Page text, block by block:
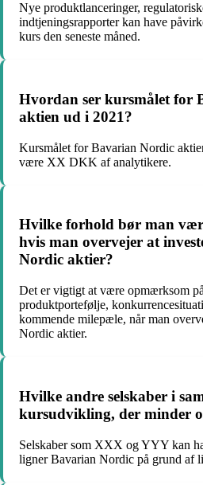
Nye produktlanceringer,
indtjeningsrapporter kan have
kurs den seneste måned.
Hvordan ser kursmålet for
aktien ud i 2021?
Kursmålet for Bavarian Nordic
være XX DKK af analytikere.
Hvilke forhold bør man
hvis man overvejer at
Nordic aktier?
Det er vigtigt at være opmærksom
produktportefølje,
kommende milepæle, når man
Nordic aktier.
Hvilke andre selskaber i
kursudvikling, der minder
Selskaber som XXX og YYY kan
ligner Bavarian Nordic på grund af